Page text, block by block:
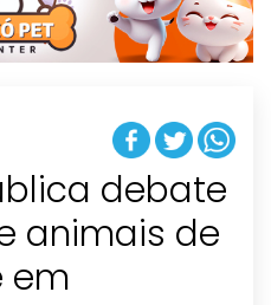
i
o
n
debate
animais de
em